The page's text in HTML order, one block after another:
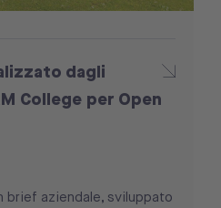
dagli
College per Open
brief aziendale, sviluppato